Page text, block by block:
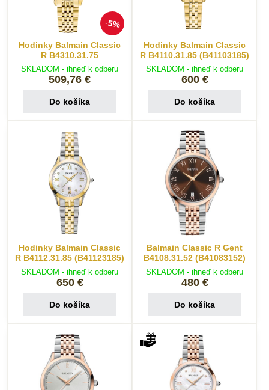
5%
Hodinky Balmain Classic
R B4310.31.75
SKLADOM - ihneď k odberu
509,76 €
Do košíka
Hodinky Balmain Classic
R B4110.31.85 (B41103185)
SKLADOM - ihneď k odberu
600 €
Do košíka
Hodinky Balmain Classic
R B4112.31.85 (B41123185)
SKLADOM - ihneď k odberu
650 €
Do košíka
Balmain Classic R Gent
B4108.31.52 (B41083152)
SKLADOM - ihneď k odberu
480 €
Do košíka